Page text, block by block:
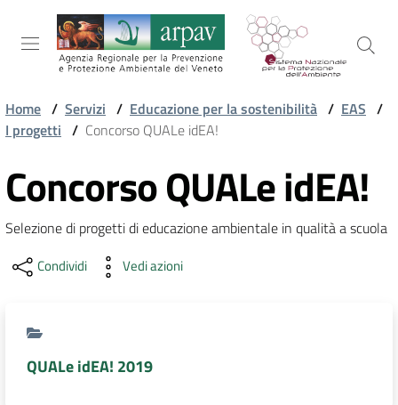
Salta al contenuto
Salta alla navigazione
Salta al footer
ARPAV
AMBIENTALI
SERVIZI
Home / Servizi / Educazione per la sostenibilità / EAS /
I progetti / Concorso QUALe idEA!
Concorso QUALe idEA!
Selezione di progetti di educazione ambientale in qualità a scuola
Condividi Vedi azioni
QUALe idEA! 2019